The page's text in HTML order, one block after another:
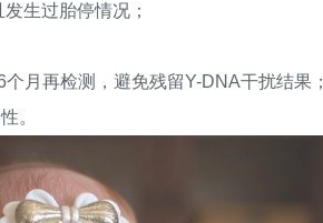
生过胎停情况；
再检测，避免残留Y-DNA干扰结果；
。